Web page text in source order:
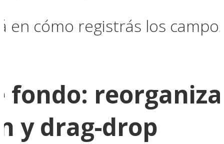
en cómo registrás los
fondo:
y drag-drop